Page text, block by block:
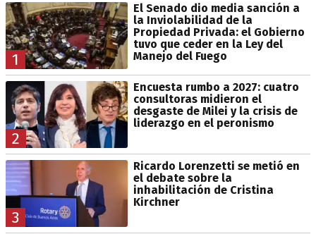
1
El Senado dio media sanción a
la Inviolabilidad de la
Propiedad Privada: el Gobierno
tuvo que ceder en la Ley del
Manejo del Fuego
2
Encuesta rumbo a 2027: cuatro
consultoras midieron el
desgaste de Milei y la crisis de
liderazgo en el peronismo
3
Ricardo Lorenzetti se metió en
el debate sobre la
inhabilitación de Cristina
Kirchner